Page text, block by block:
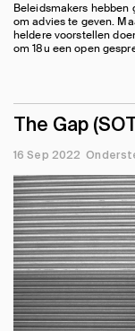
Beleidsmakers hebben
om advies te geven.
heldere voorstellen
om 18u een open
The Gap
16 Sep 2022